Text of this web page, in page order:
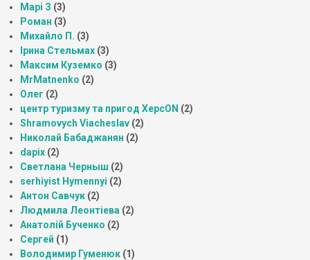
Марі З (3)
Роман (3)
Михайло П. (3)
Ірина Стельмах (3)
Максим Куземко (3)
MrMatnenko (2)
Олег (2)
центр туризму та пригод ХерсON (2)
Shramovych Viacheslav (2)
Николай Бабаджанян (2)
dapix (2)
Светлана Черныш (2)
serhiyist Hymennyi (2)
Антон Савчук (2)
Людмила Леонтіева (2)
Анатолій Бученко (2)
Сергей (1)
Володимир Гуменюк (1)